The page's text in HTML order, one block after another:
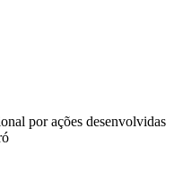
por ações desenvolvidas